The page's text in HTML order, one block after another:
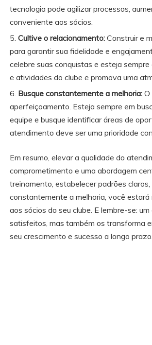
tecnologia pode agilizar processos,
conveniente aos sócios.
Cultive o relacionamento: Construir e
para garantir sua fidelidade e
celebre suas conquistas e esteja
e atividades do clube e promova uma
Busque constantemente a melhoria: O
aperfeiçoamento. Esteja sempre em
equipe e busque identificar áreas de
atendimento deve ser uma prioridade
Em resumo, elevar a qualidade do
comprometimento e uma abordagem
treinamento, estabelecer padrões
constantemente a melhoria, você
aos sócios do seu clube. E lembre-se:
satisfeitos, mas também os transforma
seu crescimento e sucesso a longo prazo.